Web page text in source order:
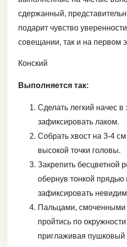
сдержанный,
подарит чувство
совещании, так и на первом
Конский
Выполняется так:
Сделать легкий начес в
зафиксировать лаком.
Собрать хвост на 3-4
высокой точки головы.
Закрепить бесцветной
обернув тонкой прядью
зафиксировать
Пальцами, смоченными
пройтись по
приглаживая пушковый